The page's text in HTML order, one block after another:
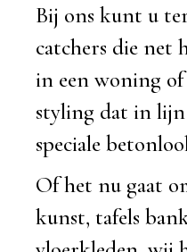
Bij ons kunt u
catchers die net
in een woning
styling dat in
speciale
Of het nu gaat
kunst, tafels